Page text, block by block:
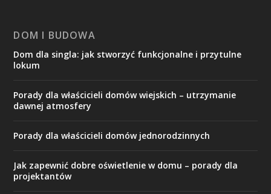
DOM I BUDOWA
Dom dla singla: jak stworzyć funkcjonalne i przytulne
lokum
Porady dla właścicieli domów wiejskich – utrzymanie
dawnej atmosfery
Porady dla właścicieli domów jednorodzinnych
Jak zapewnić dobre oświetlenie w domu – porady dla
projektantów